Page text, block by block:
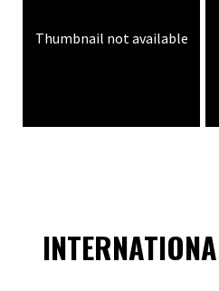
Thumbnail not available